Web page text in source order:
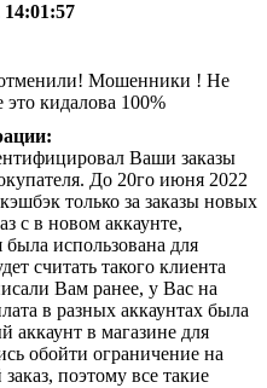
14:01:57
отменили! Мошенники ! Не
кидалова 100%
Ваши заказы
До 20го июня 2022
только за заказы новых
с в новом аккаунте,
была использована для
считать такого клиента
Вам ранее, у Вас на
в разных аккаунтах была
аккаунт в магазине для
обойти ограничение на
поэтому все такие